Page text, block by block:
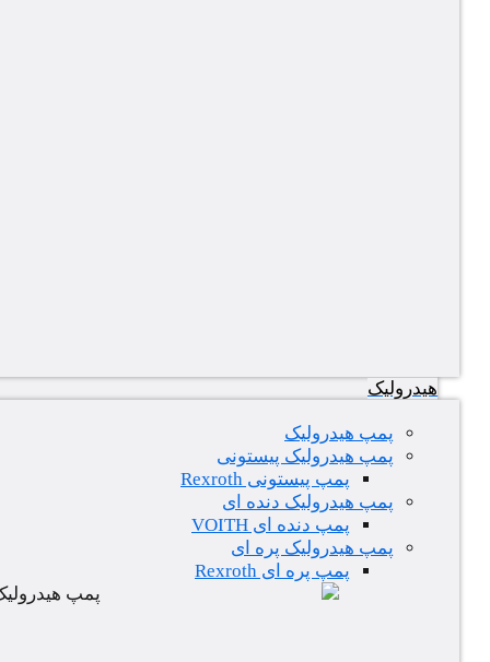
هیدرولیک
پمپ هیدرولیک
پمپ هیدرولیک پیستونی
پمپ پیستونی Rexroth
پمپ هیدرولیک دنده ای
پمپ دنده ای VOITH
پمپ هیدرولیک پره ای
پمپ پره ای Rexroth